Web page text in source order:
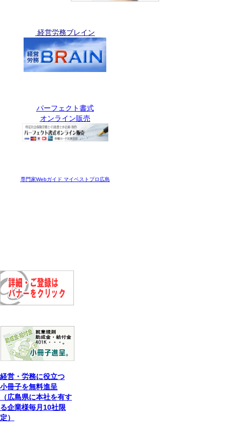
経営労務ブレイン
パーフェクト書式
オンライン販売
専門家Webガイド マイベストプロ広島
経営・労務に役立つ
小冊子を無料進呈
（広島県に本社を有す
る企業様毎月10社限
定）